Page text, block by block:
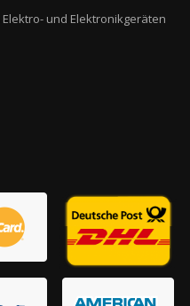
und Elektronikgeräten